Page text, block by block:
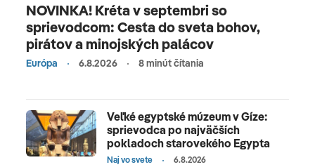
NOVINKA! Kréta v septembri so
sprievodcom: Cesta do sveta bohov,
pirátov a minojských palácov
Európa 6.8.2026 8 minút čítania
Veľké egyptské múzeum v Gíze:
sprievodca po najväčších
pokladoch starovekého Egypta
Naj vo svete 6.8.2026